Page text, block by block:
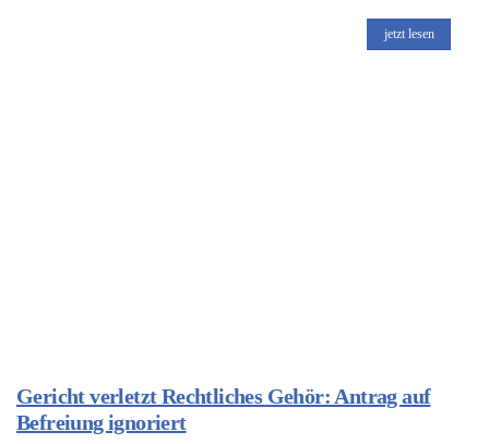
jetzt lesen
Gericht verletzt Rechtliches Gehör: Antrag auf
Befreiung ignoriert